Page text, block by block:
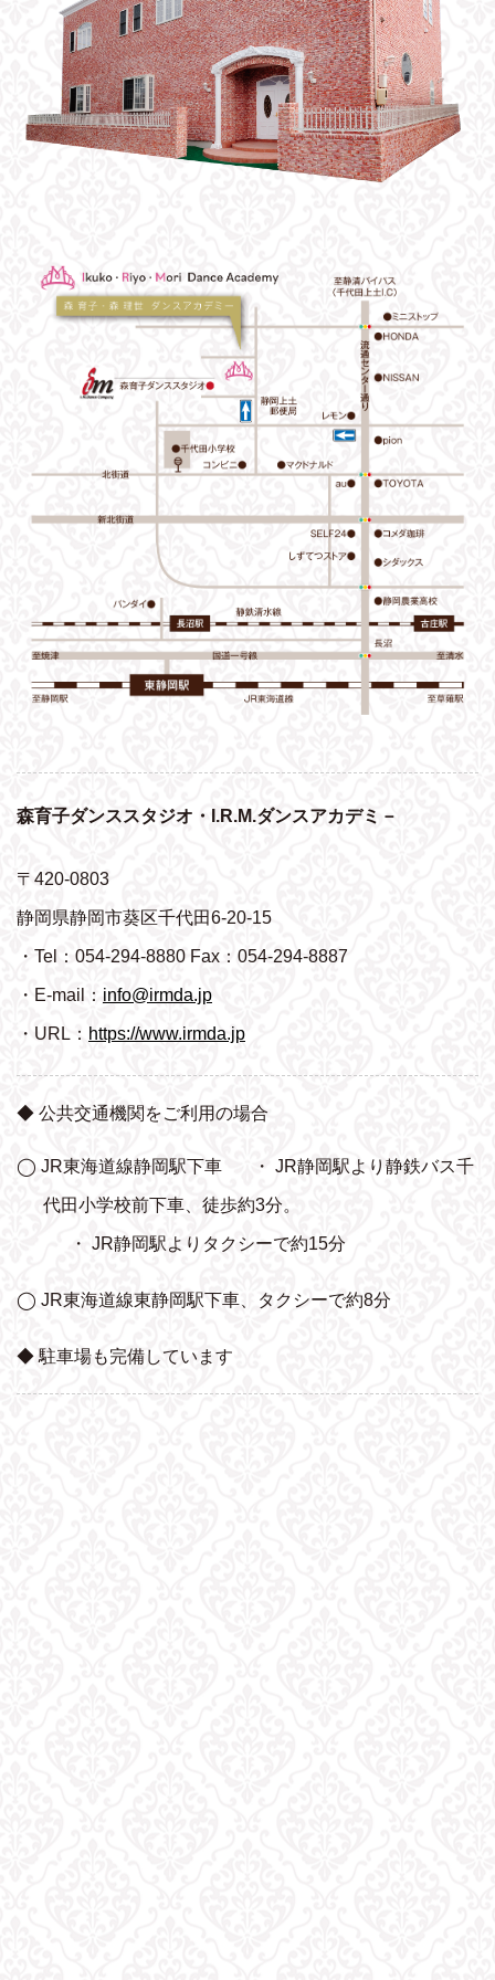
森育子ダンススタジオ・I.R.M.ダンスアカデミ－
〒420-0803
静岡県静岡市葵区千代田6-20-15
・Tel：054-294-8880 Fax：054-294-8887
・E-mail： info@irmda.jp
・URL： https://www.irmda.jp
◆ 公共交通機関をご利用の場合
◯ JR東海道線静岡駅下車 ・ JR静岡駅より静鉄バス千
代田小学校前下車、 徒歩約3分。
・ JR静岡駅よりタクシーで約15分
◯ JR東海道線東静岡駅下車、タクシーで約8分
◆ 駐車場も完備しています